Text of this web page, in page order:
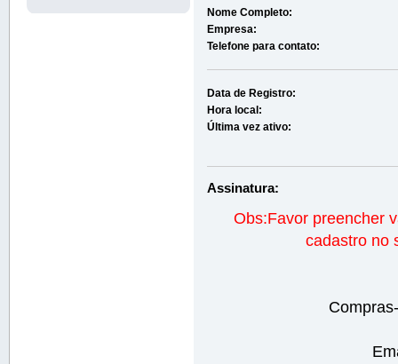
Nome Completo:
Empresa:
Telefone para contato:
Data de Registro:
Hora local:
Última vez ativo:
Assinatura:
Obs:Favor preencher
cadastro no